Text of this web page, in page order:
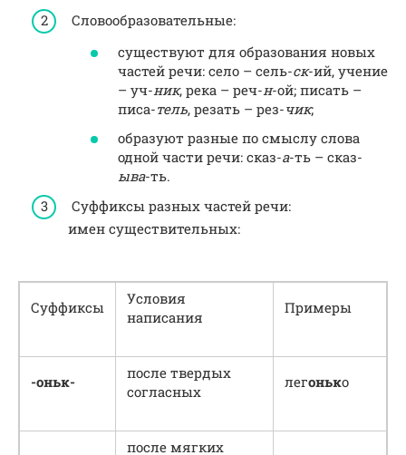
Словообразовательные:
существуют для образования новых
частей речи: село – сель-ск-ий, учение
– уч-ник, река – реч-н-ой; писать –
писа-тель, резать – рез-чик;
образуют разные по смыслу слова
одной части речи: сказ-а-ть – сказ-
ыва-ть.
Суффиксы разных частей речи:
имен существительных:
Суффиксы
Условия
написания
Примеры
-оньк-
после твердых
согласных
легонько
после мягких